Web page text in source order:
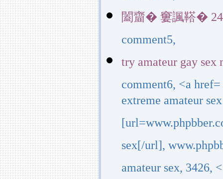
闔齏� 窶諷鞳�
comment5,
try amateur gay sex
comment6, <a
extreme amateur
sex[/url],
amateur sex, 3426,